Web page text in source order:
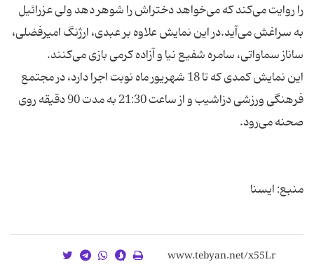
را روایت می‌کند که می‌خواهد دختراش را شوهر دهد ولی عزرائیل
به سراغش می‌آید.در این نمایش علاوه بر عبدی، ارژنگ امیرفضلی،
این نمایش کمدی که تا 18 شهریور ماه نوبت اجرا دارد، در مجتمع
فرهنگی ورزشی دزاشیب و از ساعت 21:30 به مدت 90 دقیقه روی
منبع: ایسنا